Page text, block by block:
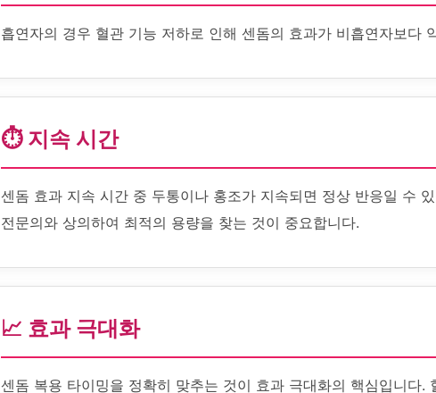
흡연자의 경우 혈관 기능 저하로 인해 센돔의 효과가 비흡연자보다
⏱️ 지속 시간
센돔 효과 지속 시간 중 두통이나 홍조가 지속되면 정상 반응일 수
전문의와 상의하여 최적의 용량을 찾는 것이 중요합니다.
📈 효과 극대화
센돔 복용 타이밍을 정확히 맞추는 것이 효과 극대화의 핵심입니다.